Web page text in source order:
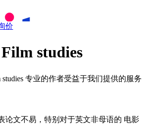
价
studies
studies 专业的作者受益于我们提供的服务
论文不易，特别对于英文非母语的 电影